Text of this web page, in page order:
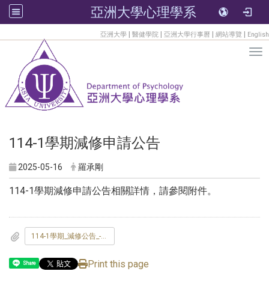
亞洲大學心理學系
亞洲大學 | 醫健學院 | 亞洲大學行事曆 | 網站導覽 | English
114-1學期減修申請公告
2025-05-16 羅承剛
114-1學期減修申請公告相關詳情，請參閱附件。
114-1學期_減修公告_-預選.pdf
Share Print this page